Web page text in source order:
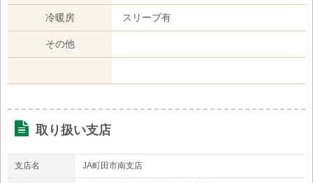
冷暖房 スリーブ有
その他
取り扱い支店
支店名 JA町田市南支店